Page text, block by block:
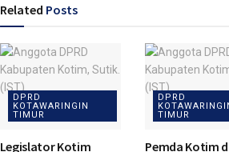
Related Posts
DPRD
KOTAWARINGIN
TIMUR
Legislator Kotim
DPRD
TIMUR
Pemda Kotim